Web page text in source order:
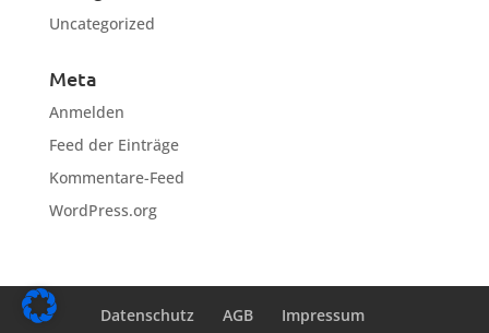
Uncategorized
Meta
Anmelden
Feed der Einträge
Kommentare-Feed
WordPress.org
Datenschutz AGB Impressum